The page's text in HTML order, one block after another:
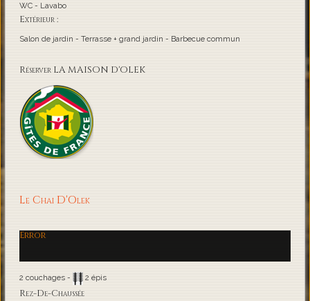
WC - Lavabo
Extérieur :
Salon de jardin - Terrasse + grand jardin - Barbecue commun
Réserver LA MAISON D'OLEK
Le Chai D'Olek
Error
2 couchages - 2 épis
Rez-De-Chaussée